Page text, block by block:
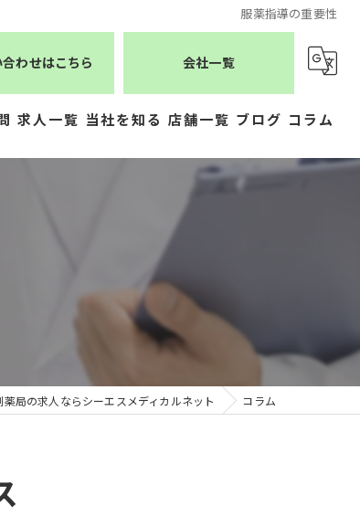
服薬指導の重要性
わせはこちら 会社一覧
求人一覧 当社を知る 店舗一覧
シーエスメディカルネット
株式会社ジェムス
株式会社かもめ薬局
有限会社トレーフル
ブログ コラム
局の求人ならシーエスメディカルネット コラム